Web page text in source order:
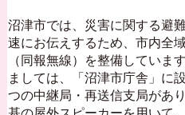
沼津市では、災害に関する避
速にお伝えするため、市内全
（同報無線）を整備していま
ましては、「沼津市庁舎」に
つの中継局・再送信支局があ